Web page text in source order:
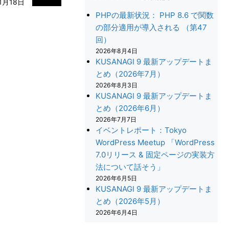
18日
PHPの最新状況： PHP 8.6 で関数
の部分適用が導入される （第47
回）
2026年8月4日
KUSANAGI 9 最新アップデートま
とめ（2026年7月）
2026年8月3日
KUSANAGI 9 最新アップデートま
とめ（2026年6月）
2026年7月7日
イベントレポート：Tokyo
WordPress Meetup 「WordPress
7.0リリース & 固定ページの実装方
法について話そう」
2026年6月5日
KUSANAGI 9 最新アップデートま
とめ（2026年5月）
2026年6月4日